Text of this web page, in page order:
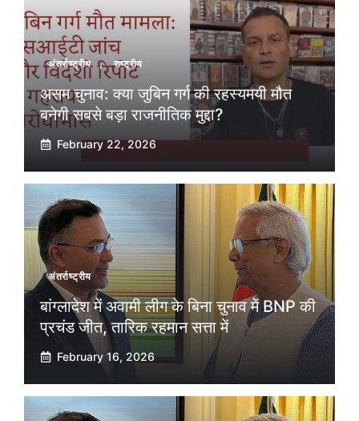
अंतर्राष्ट्रीय , राष्ट्रीय
असम चुनाव: क्या जुबिन गर्ग की रहस्यमयी मौत
बनेगी सबसे बड़ा राजनीतिक मुद्दा?
February 22, 2026
अंतर्राष्ट्रीय
बांग्लादेश में अवामी लीग के बिना चुनाव में BNP की
प्रचंड जीत, तारिक रहमान सत्ता में
February 16, 2026